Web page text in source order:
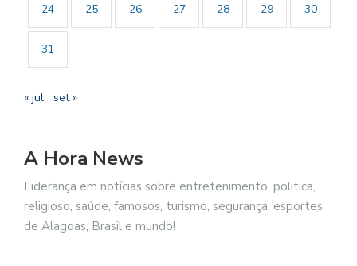
24 25 26 27 28 29 30
31
« jul set »
A Hora News
Liderança em notícias sobre entretenimento, politica,
religioso, saúde, famosos, turismo, segurança, esportes
de Alagoas, Brasil e mundo!